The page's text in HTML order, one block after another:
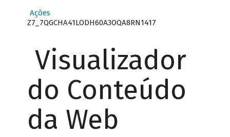
Ações
Z7_7QGCHA41LODH60A3OQA8RN1417
Visualizador
do Conteúdo
da Web